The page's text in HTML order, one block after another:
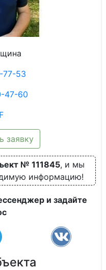
77-53
47-60
заявку
№ 111845, и мы
информацию!
и задайте